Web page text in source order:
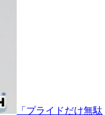
「プライドだけ無駄